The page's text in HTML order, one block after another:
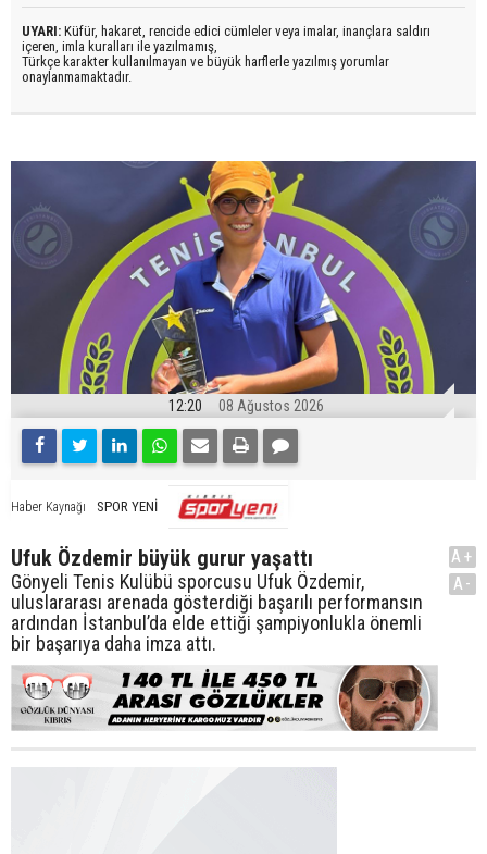
UYARI: Küfür, hakaret, rencide edici cümleler veya imalar, inançlara saldırı
içeren, imla kuralları ile yazılmamış,
Türkçe karakter kullanılmayan ve büyük harflerle yazılmış yorumlar
onaylanmamaktadır.
12:20 08 Ağustos 2026
Haber Kaynağı SPOR YENİ
Ufuk Özdemir büyük gurur yaşattı
Gönyeli Tenis Kulübü sporcusu Ufuk Özdemir,
uluslararası arenada gösterdiği başarılı performansın
ardından İstanbul’da elde ettiği şampiyonlukla önemli
bir başarıya daha imza attı.
A+
A-